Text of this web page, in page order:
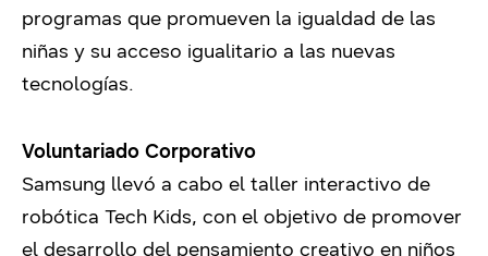
programas que promueven la igualdad de las
niñas y su acceso igualitario a las nuevas
tecnologías.
Voluntariado Corporativo
Samsung llevó a cabo el taller interactivo de
robótica Tech Kids, con el objetivo de promover
el desarrollo del pensamiento creativo en niños